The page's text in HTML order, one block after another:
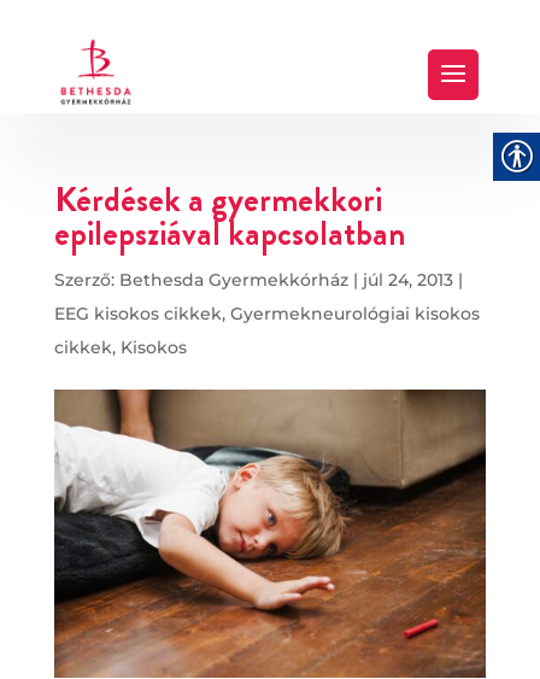
Kérdések a gyermekkori
epilepsziával kapcsolatban
Szerző: Bethesda Gyermekkórház| júl 24, 2013|
EEG kisokos cikkek, Gyermekneurológiai kisokos
cikkek, Kisokos